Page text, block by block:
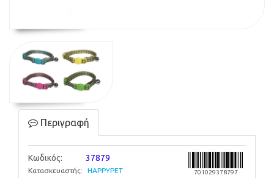
Περιγραφή
Κωδικός: 37879
Κατασκευαστής:
HAPPYPET
701029378797